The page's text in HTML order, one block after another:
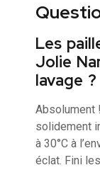
Les
Jolie
lavage ?
Absolument
solidement
à 30°C à
éclat. Fini